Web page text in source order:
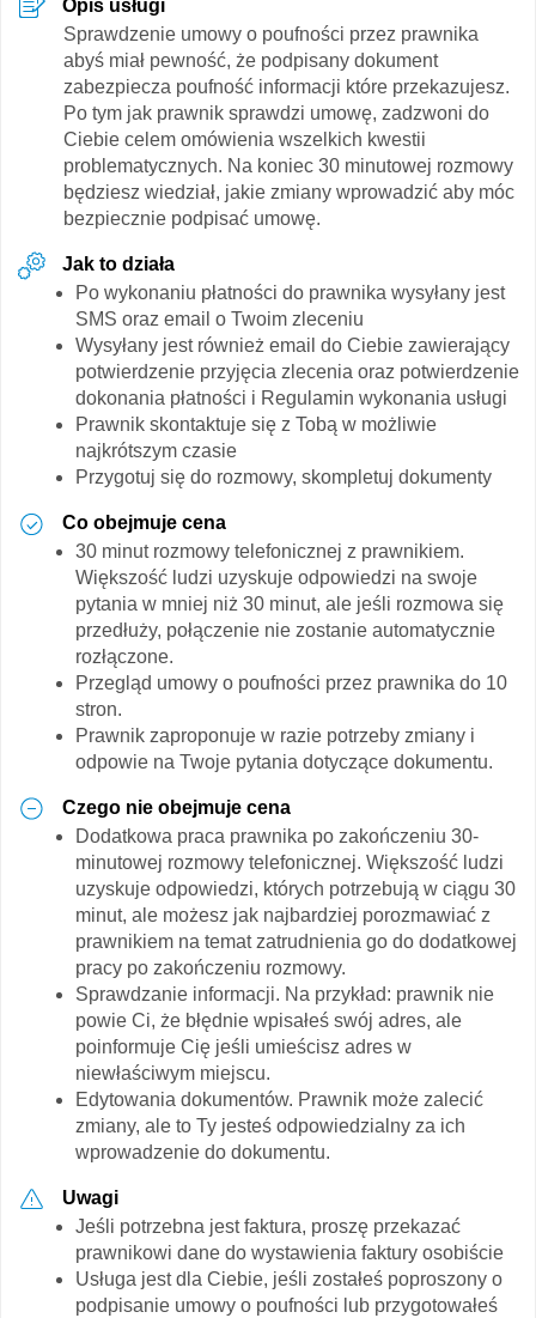
Opis usługi
Sprawdzenie umowy o poufności przez prawnika
abyś miał pewność, że podpisany dokument
zabezpiecza poufność informacji które przekazujesz.
Po tym jak prawnik sprawdzi umowę, zadzwoni do
Ciebie celem omówienia wszelkich kwestii
problematycznych. Na koniec 30 minutowej rozmowy
będziesz wiedział, jakie zmiany wprowadzić aby móc
bezpiecznie podpisać umowę.
Jak to działa
Po wykonaniu płatności do prawnika wysyłany jest
SMS oraz email o Twoim zleceniu
Wysyłany jest również email do Ciebie zawierający
potwierdzenie przyjęcia zlecenia oraz potwierdzenie
dokonania płatności i Regulamin wykonania usługi
Prawnik skontaktuje się z Tobą w możliwie
najkrótszym czasie
Przygotuj się do rozmowy, skompletuj dokumenty
Co obejmuje cena
30 minut rozmowy telefonicznej z prawnikiem.
Większość ludzi uzyskuje odpowiedzi na swoje
pytania w mniej niż 30 minut, ale jeśli rozmowa się
przedłuży, połączenie nie zostanie automatycznie
rozłączone.
Przegląd umowy o poufności przez prawnika do 10
stron.
Prawnik zaproponuje w razie potrzeby zmiany i
odpowie na Twoje pytania dotyczące dokumentu.
Czego nie obejmuje cena
Dodatkowa praca prawnika po zakończeniu 30-
minutowej rozmowy telefonicznej. Większość ludzi
uzyskuje odpowiedzi, których potrzebują w ciągu 30
minut, ale możesz jak najbardziej porozmawiać z
prawnikiem na temat zatrudnienia go do dodatkowej
pracy po zakończeniu rozmowy.
Sprawdzanie informacji. Na przykład: prawnik nie
powie Ci, że błędnie wpisałeś swój adres, ale
poinformuje Cię jeśli umieścisz adres w
niewłaściwym miejscu.
Edytowania dokumentów. Prawnik może zalecić
zmiany, ale to Ty jesteś odpowiedzialny za ich
wprowadzenie do dokumentu.
Uwagi
Jeśli potrzebna jest faktura, proszę przekazać
prawnikowi dane do wystawienia faktury osobiście
Usługa jest dla Ciebie, jeśli zostałeś poproszony o
podpisanie umowy o poufności lub przygotowałeś